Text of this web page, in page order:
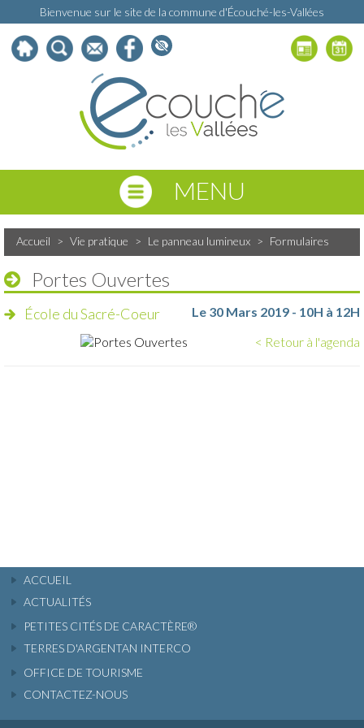
Bienvenue sur le site de la commune d'Écouché-les-Vallées
MENU
Accueil > Vie pratique > Le panneau lumineux > Formulaires
Portes Ouvertes
École du Sacré-Coeur
Le 30 Mars 2019 - 10H à 12H
< Retour à l'agenda
ACCUEIL
ACTUALITÉS
PETITES CITÉS DE CARACTÈRE®
TERRES D'ARGENTAN INTERCO
OFFICE DE TOURISME
CONTACTEZ-NOUS